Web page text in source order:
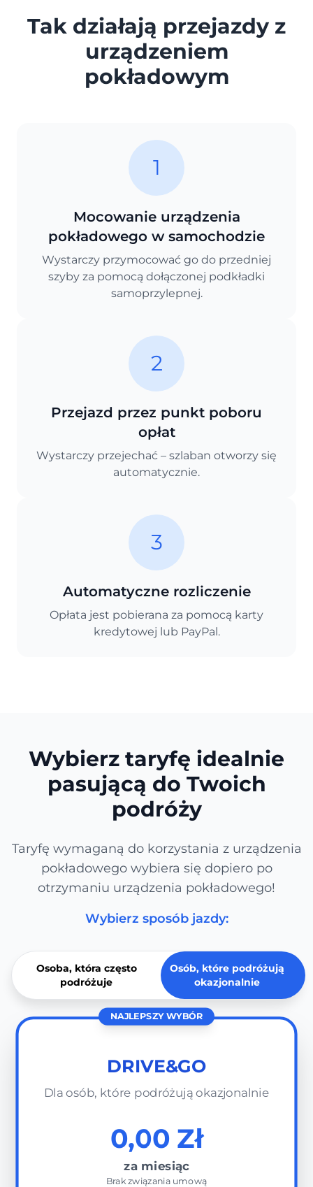
Tak działają przejazdy z
urządzeniem
pokładowym
1
Mocowanie urządzenia
pokładowego w samochodzie
Wystarczy przymocować go do przedniej
szyby za pomocą dołączonej podkładki
samoprzylepnej.
2
Przejazd przez punkt poboru
opłat
Wystarczy przejechać – szlaban otworzy się
automatycznie.
3
Automatyczne rozliczenie
Opłata jest pobierana za pomocą karty
kredytowej lub PayPal.
Wybierz taryfę idealnie
pasującą do Twoich
podróży
Taryfę wymaganą do korzystania z urządzenia
pokładowego wybiera się dopiero po
otrzymaniu urządzenia pokładowego!
Wybierz sposób jazdy:
Osoba, która często
podróżuje
Osób, które podróżują
okazjonalnie
NAJLEPSZY WYBÓR
DRIVE&GO
Dla osób, które podróżują okazjonalnie
0,00 Zł
za miesiąc
Brak związania umową